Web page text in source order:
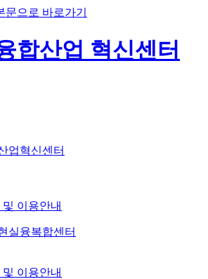
문으로 바로가기
합산업 혁신센터
업혁신센터
이용안내
실융복합센터
이용안내